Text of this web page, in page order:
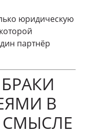
юридическую
партнёр
В